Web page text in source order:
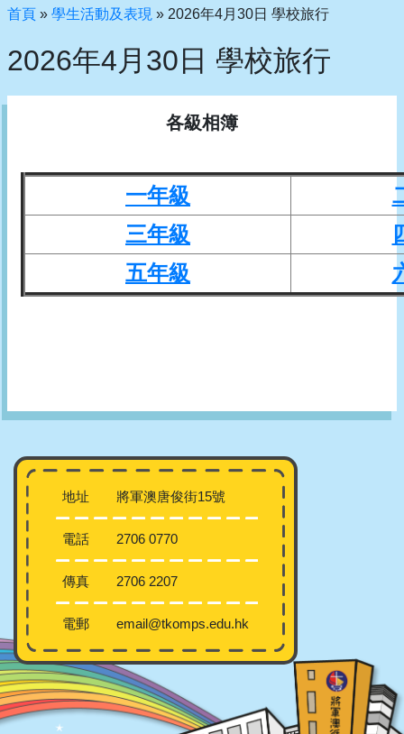
首頁 » 學生活動及表現 » 2026年4月30日 學校旅行
2026年4月30日 學校旅行
各級相簿
一年級
三年級
五年級
地址 將軍澳唐俊街15號
電話 2706 0770
傳真 2706 2207
電郵 email@tkomps.edu.hk